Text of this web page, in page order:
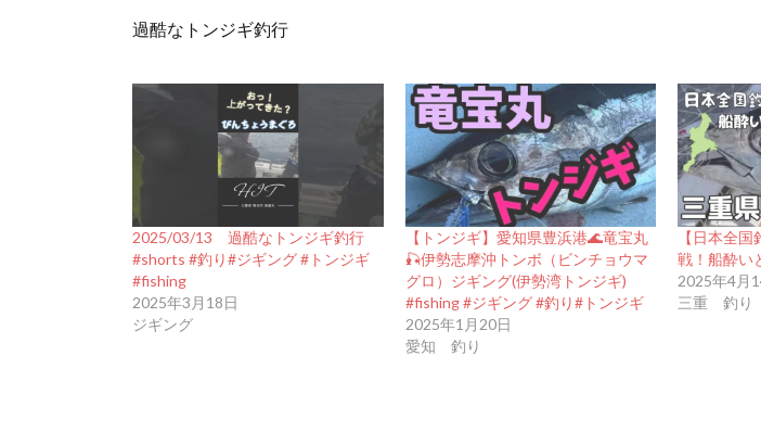
過酷なトンジギ釣行
2025/03/13 過酷なトンジギ釣行
#shorts #釣り#ジギング #トンジギ
#fishing
2025年3月18日
ジギング
【トンジギ】愛知県豊浜港🌊竜宝丸
🎣伊勢志摩沖トンボ（ビンチョウマ
グロ）ジギング(伊勢湾トンジギ)
#fishing #ジギング #釣り#トンジギ
2025年1月20日
愛知 釣り
【日本全
戦！船酔い
2025年4月
三重 釣り